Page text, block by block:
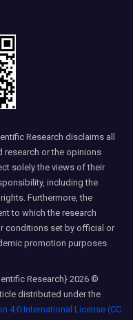
Research disclaims all
or the opinions
solely the views of their
including the
Furthermore, the
to which the research
conditions set by official or
promotion purposes.
distributed under the
4.0 International License (CC